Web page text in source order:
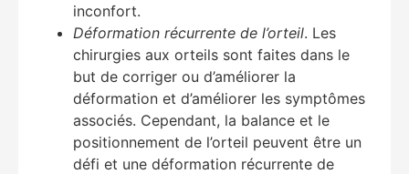
inconfort.
Déformation récurrente de l’orteil. Les
chirurgies aux orteils sont faites dans le
but de corriger ou d’améliorer la
déformation et d’améliorer les symptômes
associés. Cependant, la balance et le
positionnement de l’orteil peuvent être un
défi et une déformation récurrente de